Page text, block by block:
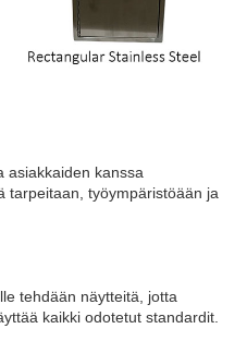
asiakkaiden kanssa
tarpeitaan, työympäristöään ja
tehdään näytteitä, jotta
kaikki odotetut standardit.